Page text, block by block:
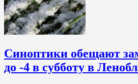
Синоптики обещают
до -4 в субботу в